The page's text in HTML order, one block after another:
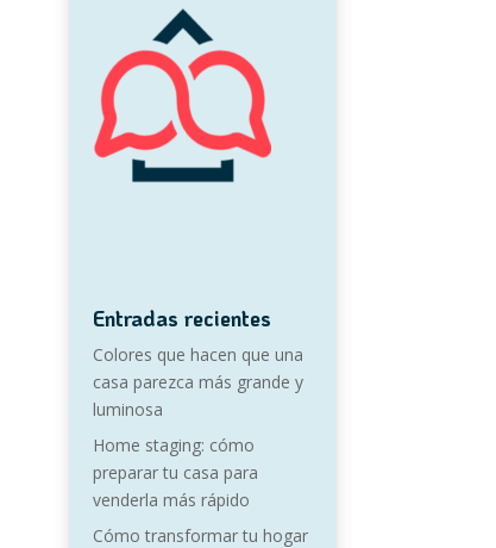
Entradas recientes
Colores que hacen que una
casa parezca más grande y
luminosa
Home staging: cómo
preparar tu casa para
venderla más rápido
Cómo transformar tu hogar